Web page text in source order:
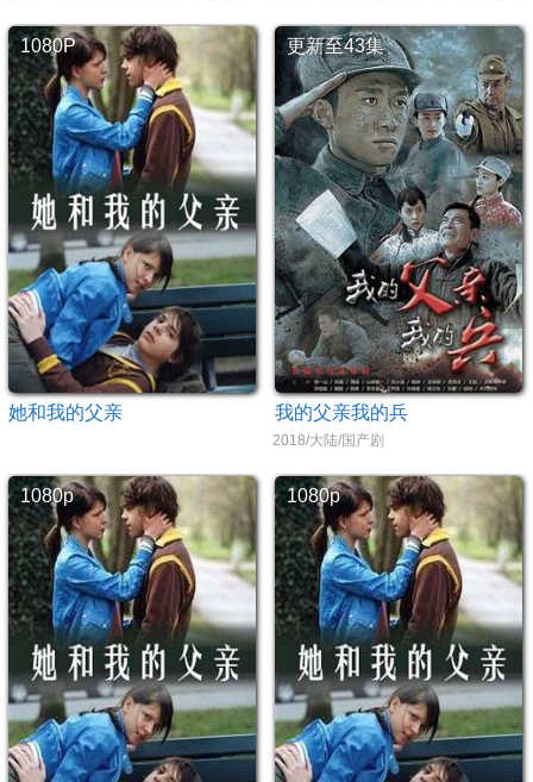
1080P
她和我的父亲
更新至43集
我的父亲我的兵
2018/大陆/国产剧
1080p 1080p